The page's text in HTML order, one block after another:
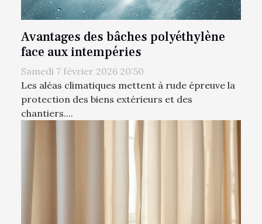
Avantages des bâches polyéthylène
face aux intempéries
Samedi 7 février 2026 20:50
Les aléas climatiques mettent à rude épreuve la
protection des biens extérieurs et des
chantiers....